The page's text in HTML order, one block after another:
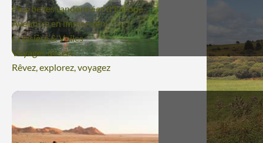
Plus belles randonnées d'Europe
Aventure en immersion
Croisière & Voiles
Voyages désert
Rêvez, explorez, voyagez